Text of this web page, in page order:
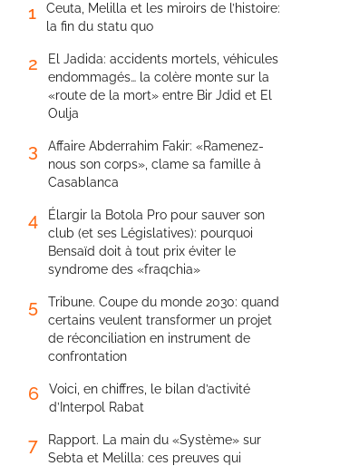
1
Ceuta, Melilla et les miroirs de l’histoire:
la fin du statu quo
2
El Jadida: accidents mortels, véhicules
endommagés… la colère monte sur la
«route de la mort» entre Bir Jdid et El
Oulja
3
Affaire Abderrahim Fakir: «Ramenez-
nous son corps», clame sa famille à
Casablanca
4
Élargir la Botola Pro pour sauver son
club (et ses Législatives): pourquoi
Bensaïd doit à tout prix éviter le
syndrome des «fraqchia»
5
Tribune. Coupe du monde 2030: quand
certains veulent transformer un projet
de réconciliation en instrument de
confrontation
6
Voici, en chiffres, le bilan d’activité
d’Interpol Rabat
7
Rapport. La main du «Système» sur
Sebta et Melilla: ces preuves qui